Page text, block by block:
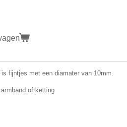
fijntjes met een diamater van 10mm.
of ketting